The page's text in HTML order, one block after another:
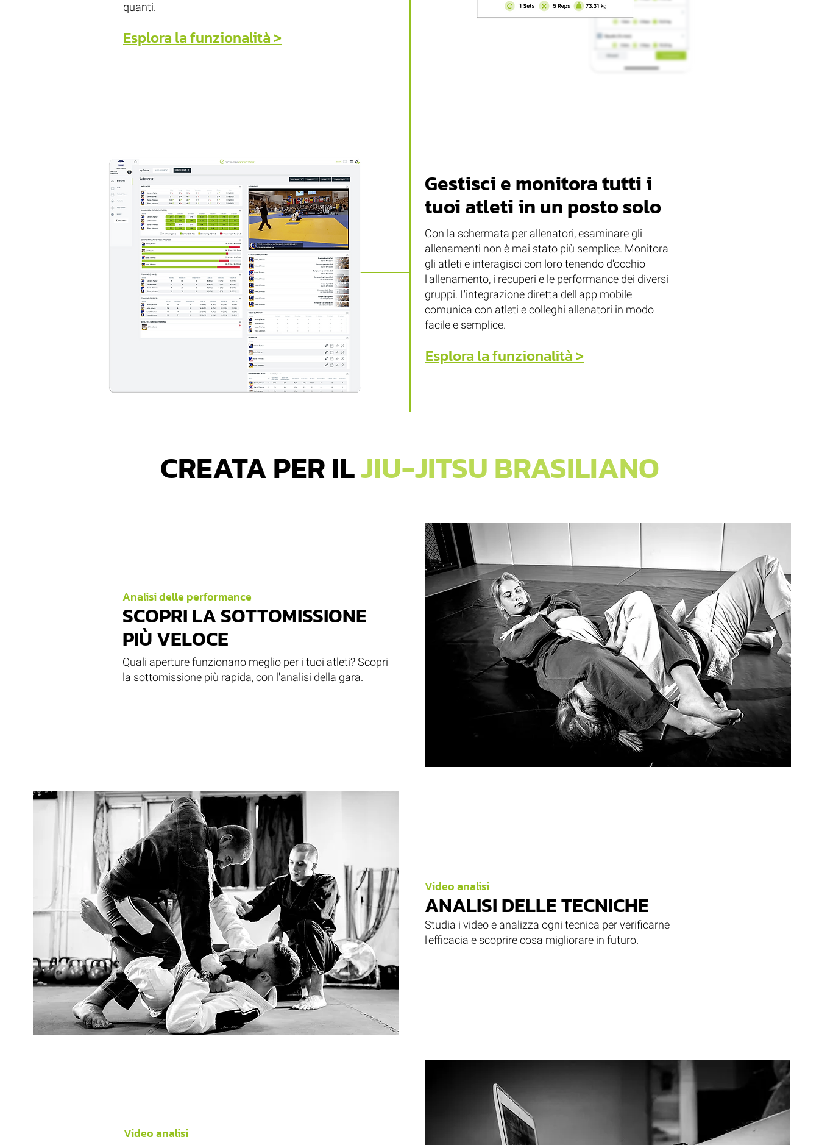
quanti.
Esplora la funzionalità >
Gestisci e monitora tutti i
tuoi atleti in un posto solo
Con la schermata per allenatori, esaminare gli
allenamenti non è mai stato più semplice. Monitora
gli atleti e interagisci con loro tenendo d'occhio
l'allenamento, i recuperi e le performance dei diversi
gruppi. L'integrazione diretta dell'app mobile
comunica con atleti e colleghi allenatori in modo
facile e semplice.
Esplora la funzionalità >
CREATA PER ILJIU-JITSU BRASILIANO
Analisi delle performance
SCOPRI LA SOTTOMISSIONE
PIÙ VELOCE
Quali aperture funzionano meglio per i tuoi atleti? Scopri
la sottomissione più rapida, con l'analisi della gara.
Video analisi
ANALISI DELLE TECNICHE
Studia i video e analizza ogni tecnica per verificarne
l'efficacia e scoprire cosa migliorare in futuro.
Video analisi